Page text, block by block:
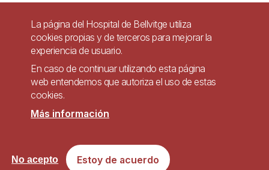
Pie
página
Contacto
Accesibilidad
Política de Privacidad de Sistemas de Videovigilancia
Sitio web accesible de conformidad con el Real Decreto 1112/2018, de 7 de
septiembre, sobre accesibilidad de los sitios web y aplicaciones para
La página del Hospital de Bellvitge utiliza
cookies propias y de terceros para mejorar la
experiencia de usuario.
En caso de continuar utilizando esta página
web entendemos que autoriza el uso de estas
cookies.
Más información
Estoy de acuerdo
No acepto